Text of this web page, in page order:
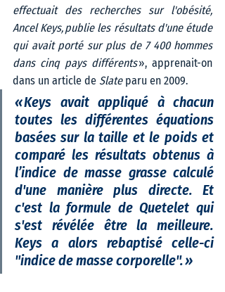
effectuait des recherches sur l'obésité,
Ancel Keys, publie les résultats d'une étude
qui avait porté sur plus de 7 400 hommes
dans cinq pays différents », apprenait-on
dans un article de Slate paru en 2009.
« Keys avait appliqué à chacun
toutes les différentes équations
basées sur la taille et le poids et
comparé les résultats obtenus à
l’indice de masse grasse calculé
d'une manière plus directe. Et
c'est la formule de Quetelet qui
s'est révélée être la meilleure.
Keys a alors rebaptisé celle-ci
"indice de masse corporelle". »